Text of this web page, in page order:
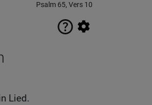
Psalm 65, Vers 10
Lied.